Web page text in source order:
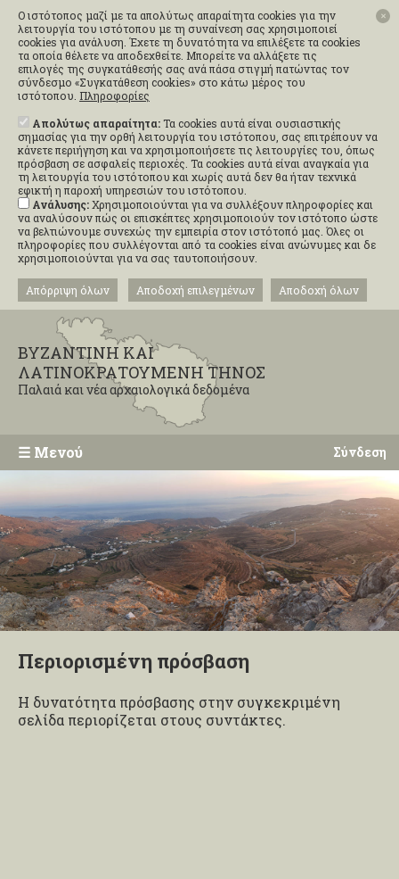
Ο ιστότοπος μαζί με τα απολύτως απαραίτητα cookies για την
λειτουργία του ιστότοπου με τη συναίνεση σας χρησιμοποιεί
cookies για ανάλυση. Έχετε τη δυνατότητα να επιλέξετε τα cookies
τα οποία θέλετε να αποδεχθείτε. Μπορείτε να αλλάξετε τις
επιλογές της συγκατάθεσής σας ανά πάσα στιγμή πατώντας τον
σύνδεσμο «Συγκατάθεση cookies» στο κάτω μέρος του
ιστότοπου. Πληροφορίες
Απολύτως απαραίτητα:Τα cookies αυτά είναι ουσιαστικής
σημασίας για την ορθή λειτουργία του ιστότοπου, σας επιτρέπουν να
κάνετε περιήγηση και να χρησιμοποιήσετε τις λειτουργίες του, όπως
πρόσβαση σε ασφαλείς περιοχές. Τα cookies αυτά είναι αναγκαία για
τη λειτουργία του ιστότοπου και χωρίς αυτά δεν θα ήταν τεχνικά
εφικτή η παροχή υπηρεσιών του ιστότοπου.
Ανάλυσης:Χρησιμοποιούνται για να συλλέξουν πληροφορίες και
να αναλύσουν πώς οι επισκέπτες χρησιμοποιούν τον ιστότοπο ώστε
να βελτιώνουμε συνεχώς την εμπειρία στον ιστότοπό μας. Όλες οι
πληροφορίες που συλλέγονται από τα cookies είναι ανώνυμες και δε
χρησιμοποιούνται για να σας ταυτοποιήσουν.
Απόρριψη όλων Αποδοχή επιλεγμένων Αποδοχή όλων
✕
ΒΥΖΑΝΤΙΝΗ ΚΑΙ
ΛΑΤΙΝΟΚΡΑΤΟΥΜΕΝΗ ΤΗΝΟΣ
Παλαιά και νέα αρχαιολογικά δεδομένα
☰ Μενού Σύνδεση
Περιορισμένη πρόσβαση
Η δυνατότητα πρόσβασης στην συγκεκριμένη
σελίδα περιορίζεται στους συντάκτες.